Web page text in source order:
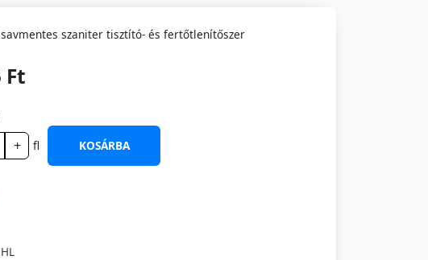
savmentes szaniter tisztító- és fertőtlenítőszer
Ft
+ fl KOSÁRBA